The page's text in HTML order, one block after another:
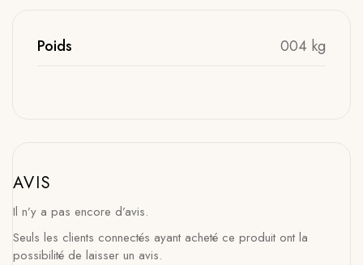
Poids 004 kg
AVIS
Il n’y a pas encore d’avis.
Seuls les clients connectés ayant acheté ce produit ont la
possibilité de laisser un avis.